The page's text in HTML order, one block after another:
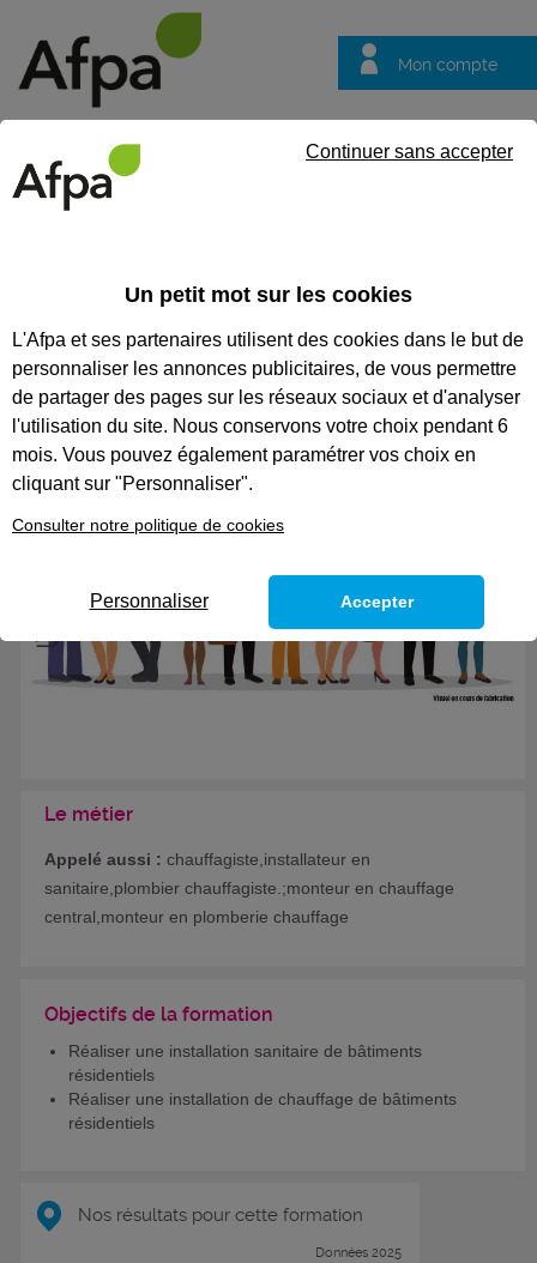
Mon compte
questions
CODES
PLOMBIER CHAUFFAGISTE
Eligible au CPF *
Le métier
Appelé aussi : chauffagiste,installateur en
sanitaire,plombier chauffagiste.;monteur en chauffage
central,monteur en plomberie chauffage
Objectifs de la formation
Réaliser une installation sanitaire de bâtiments
résidentiels
Réaliser une installation de chauffage de bâtiments
résidentiels
Nos résultats pour cette formation
Données 2025
Un petit mot sur les cookies
L'Afpa et ses partenaires utilisent des cookies dans le but de
personnaliser les annonces publicitaires, de vous permettre
de partager des pages sur les réseaux sociaux et d'analyser
l'utilisation du site. Nous conservons votre choix pendant 6
mois. Vous pouvez également paramétrer vos choix en
cliquant sur "Personnaliser".
Consulter notre politique de cookies
Continuer sans accepter
Personnaliser Accepter